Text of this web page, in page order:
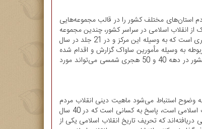
استان‌های مختلف کشور را در قالب مجموعه‌هایی
تاریخ معاصر و انقلاب اسلامی نماید. تاکنون علاوه بر 25 جلد مربوط به روایت ساواک از انقلاب اسلامی در سراسر کشور، چندین مجموعه
استانی شامل ده‌ها جلد کتاب اسنادی به زیور طبع آراسته شده است که مورد استقبال قرار گرفته‌اند. انقلاب اسلامی در استان خراسان رضوی جدیدترین اثری است که به وسیله این مرکز و در 21 جلد در سال
مردم استان خراسان رضوی بین سال های 1341 تا 1357 که به در پرونده‌های مربوطه به وسیله مأمورین ساواک گزارش و اقدام شده
است. این مجموعه 21 جلدی منبع کم نظیری است که نه تنها برای استان خراسان رضوی، بلکه برای شناخت تاریخ تحولات سیاسی، اجتماعی و امنیتی کشور در دهه 40 و 50 هجری شمسی می‌تواند مورد
به وضوح استنباط می‌شود ماهیت دینی انقلاب مردم
ایران و رهبری بی‌چون و چرای حضرت امام خمینی(ره) است. به همین دلیل این مجموعه علاوه بر این که یک مرجع اسنادی ارزشمند برای شناخت انقلاب اسلامی است، پاسخ به کسانی است که در 40 سال
که تحریف تاریخ انقلاب اسلامی یکی از